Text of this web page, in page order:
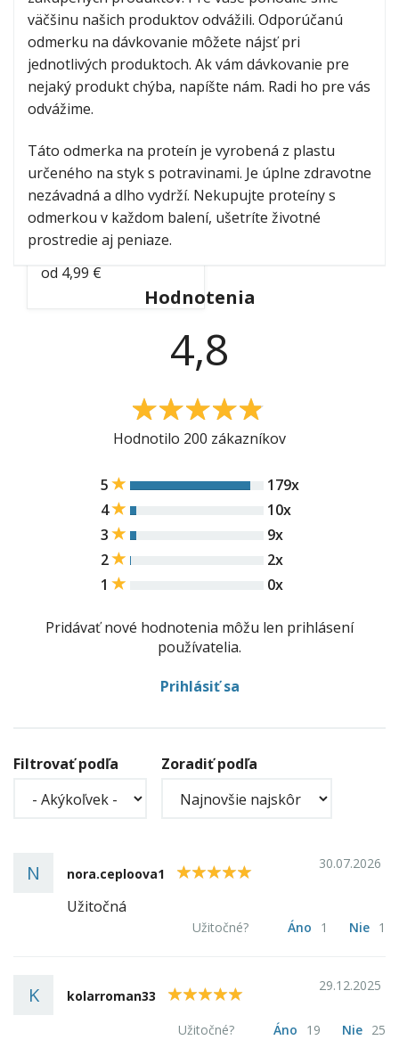
4.8636354.9
(22)
od 3,99 €
flasa-
nu3tion-
750ml.png
Fľaša nu3tion
5 52)
od 4,99 €
väčšinu našich produktov odvážili. Odporúčanú
odmerku na dávkovanie môžete nájsť pri
jednotlivých produktoch. Ak vám dávkovanie pre
nejaký produkt chýba, napíšte nám. Radi ho pre vás
odvážime.
Táto odmerka na proteín je vyrobená z plastu
určeného na styk s potravinami. Je úplne zdravotne
nezávadná a dlho vydrží. Nekupujte proteíny s
odmerkou v každom balení, ušetríte životné
prostredie aj peniaze.
Hodnotenia
4,8
4.8
Hodnotilo 200 zákazníkov
5
179x
4
10x
3
9x
2
2x
1
0x
Pridávať nové hodnotenia môžu len prihlásení
používatelia.
Prihlásiť sa
Filtrovať podľa Zoradiť podľa
N nora.ceploova1 5
30.07.2026
Užitočná
Užitočné? Áno 1 Nie 1
K kolarroman33 5
29.12.2025
Užitočné? Áno 19 Nie 25